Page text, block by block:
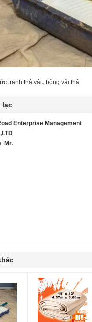
tranh thả vải, bông vải thả
lạc
Enterprise Management
Mr.